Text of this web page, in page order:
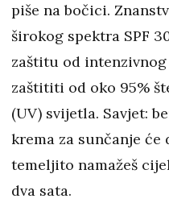
piše na bočici.
širokog spektra SPF
zaštitu od
zaštititi od oko 95%
(UV) svijetla. Savjet:
krema za sunčanje
temeljito namažeš
dva sata.